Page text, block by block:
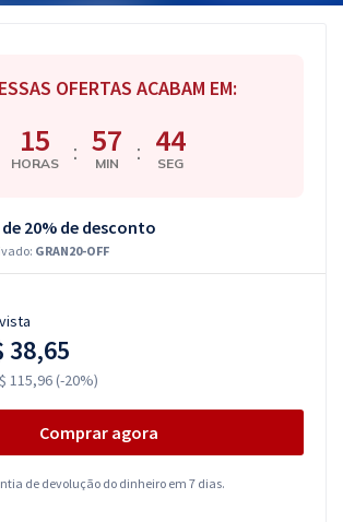
ESSAS OFERTAS ACABAM EM:
15
HORAS : 57
MIN : 43
SEG
20% de desconto
GRAN20-OFF
38,65
115,96 (-20%)
Comprar agora
de devolução do dinheiro em 7 dias.